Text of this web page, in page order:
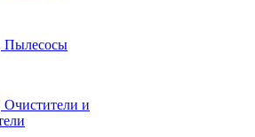
Пылесосы
Очистители и